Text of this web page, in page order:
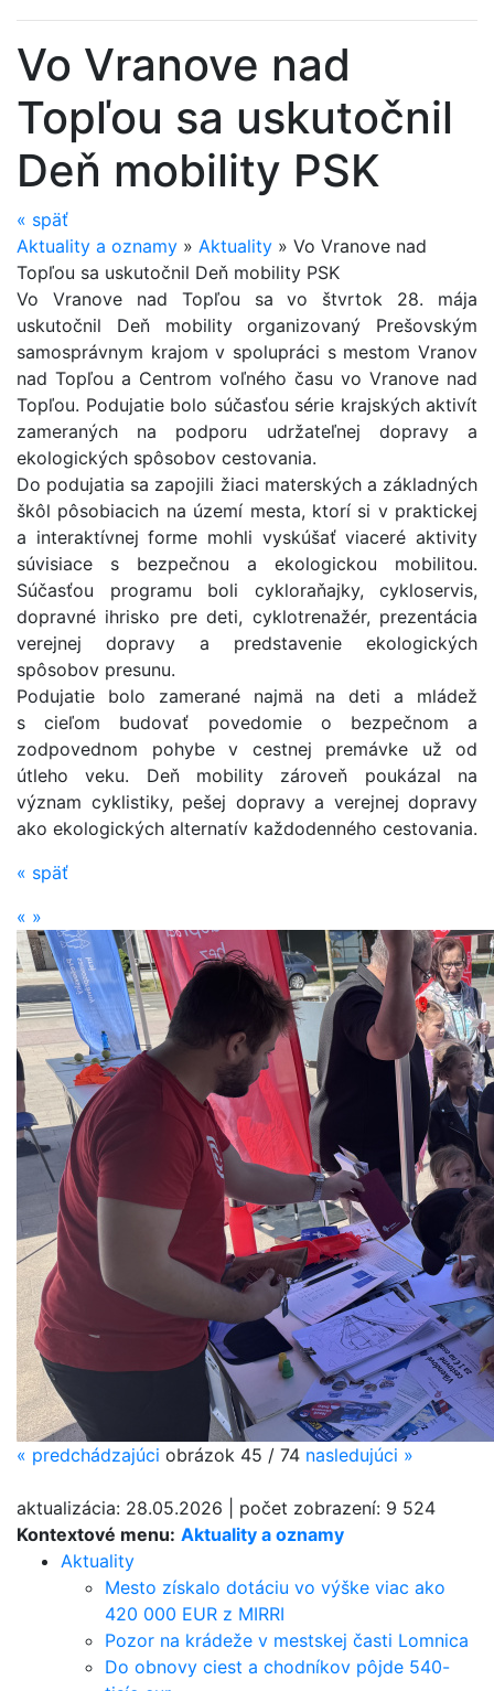
Kontextové menu: Aktuality a oznamy
Aktuality
Mesto získalo dotáciu vo výške viac ako
420 000 EUR z MIRRI
Pozor na krádeže v mestskej časti Lomnica
Do obnovy ciest a chodníkov pôjde 540-
Vo Vranove nad
Topľou sa uskutočnil
Deň mobility PSK
« späť
Aktuality a oznamy » Aktuality » Vo Vranove nad
Topľou sa uskutočnil Deň mobility PSK
Vo Vranove nad Topľou sa vo štvrtok 28. mája
uskutočnil Deň mobility organizovaný Prešovským
samosprávnym krajom v spolupráci s mestom Vranov
nad Topľou a Centrom voľného času vo Vranove nad
Topľou. Podujatie bolo súčasťou série krajských aktivít
zameraných na podporu udržateľnej dopravy a
ekologických spôsobov cestovania.
Do podujatia sa zapojili žiaci materských a základných
škôl pôsobiacich na území mesta, ktorí si v praktickej
a interaktívnej forme mohli vyskúšať viaceré aktivity
súvisiace s bezpečnou a ekologickou mobilitou.
Súčasťou programu boli cykloraňajky, cykloservis,
dopravné ihrisko pre deti, cyklotrenažér, prezentácia
verejnej dopravy a predstavenie ekologických
spôsobov presunu.
Podujatie bolo zamerané najmä na deti a mládež
s cieľom budovať povedomie o bezpečnom a
zodpovednom pohybe v cestnej premávke už od
útleho veku. Deň mobility zároveň poukázal na
význam cyklistiky, pešej dopravy a verejnej dopravy
ako ekologických alternatív každodenného cestovania.
« späť
« »
« predchádzajúci obrázok 45 / 74 nasledujúci »
aktualizácia: 28.05.2026 počet zobrazení: 9 524